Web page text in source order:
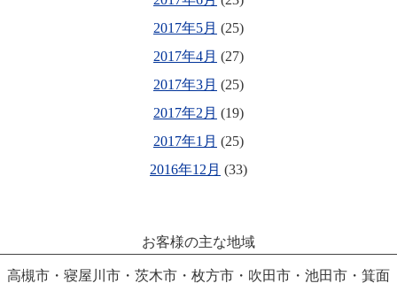
2017年5月 (25)
2017年4月 (27)
2017年3月 (25)
2017年2月 (19)
2017年1月 (25)
2016年12月 (33)
お客様の主な地域
高槻市・寝屋川市・茨木市・枚方市・吹田市・池田市・箕面